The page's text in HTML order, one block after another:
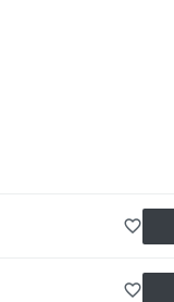
favorite_border
favorite_border